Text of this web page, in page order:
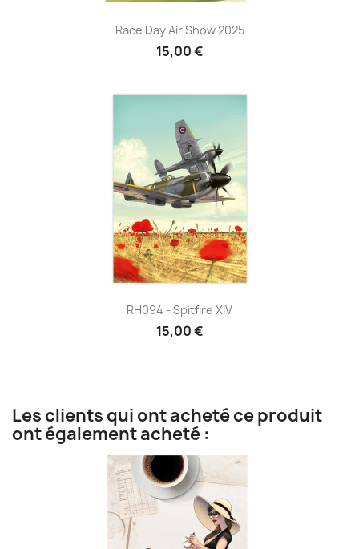
Race Day Air Show 2025
15,00 €
RH094 - Spitfire XIV
15,00 €
Les clients qui ont acheté ce produit
ont également acheté :